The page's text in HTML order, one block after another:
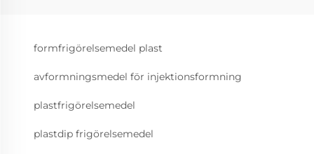
formfrigörelsemedel plast
avformningsmedel för injektionsformning
plastfrigörelsemedel
plastdip frigörelsemedel